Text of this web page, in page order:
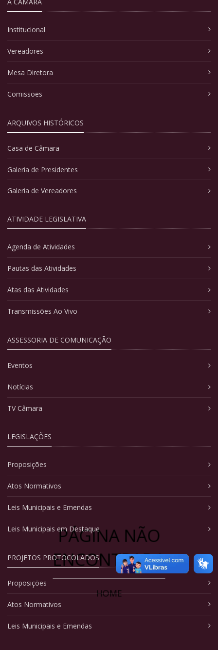
PÁGINA NÃO
ENCONTRADA
HOME
Institucional
Vereadores
Mesa Diretora
Comissões
ARQUIVOS HISTÓRICOS
Casa de Câmara
Galeria de Presidentes
Galeria de Vereadores
ATIVIDADE LEGISLATIVA
Agenda de Atividades
Pautas das Atividades
Atas das Atividades
Transmissões Ao Vivo
ASSESSORIA DE COMUNICAÇÃO
Eventos
Notícias
TV Câmara
LEGISLAÇÕES
Proposições
Atos Normativos
Leis Municipais e Emendas
Leis Municipais em Destaque
PROJETOS PROTOCOLADOS
Proposições
Atos Normativos
Leis Municipais e Emendas